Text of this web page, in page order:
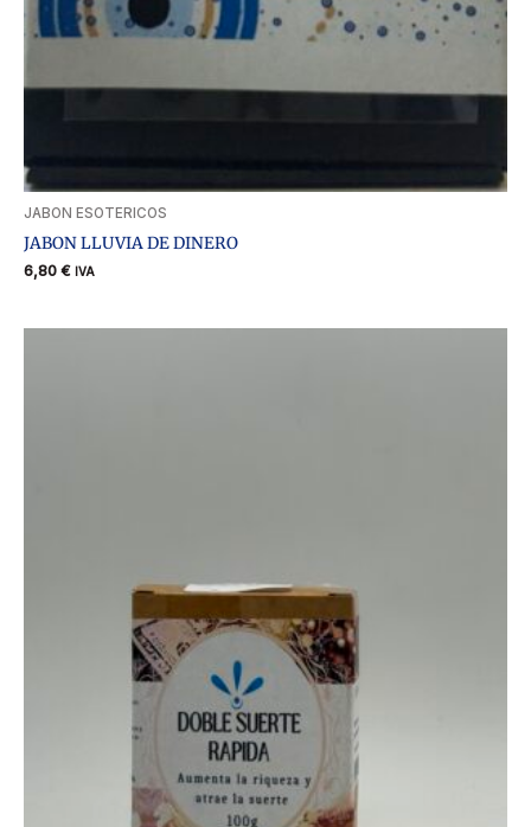
JABON ESOTERICOS
JABON LLUVIA DE DINERO
6,80 € IVA